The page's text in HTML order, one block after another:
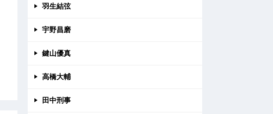
羽生結弦
宇野昌磨
鍵山優真
高橋大輔
田中刑事